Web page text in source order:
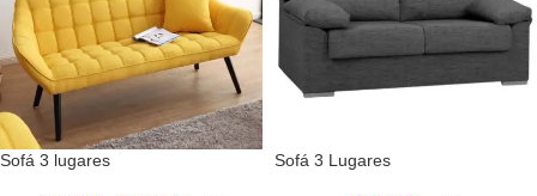
Sofá 3 lugares Sofá 3 Lugares